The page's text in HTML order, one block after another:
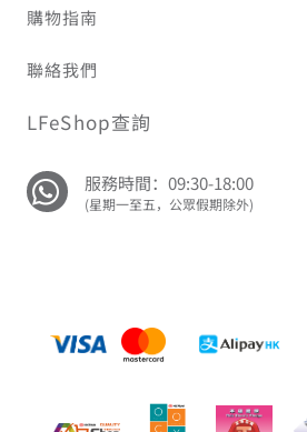
購物指南
聯絡我們
LFeShop查詢
服務時間：09:30-18:00
(星期一至五，公眾假期除外)